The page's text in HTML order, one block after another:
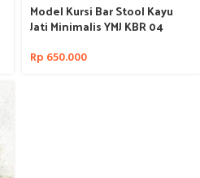
Model Kursi Bar Stool Kayu
Jati Minimalis YMJ KBR 04
Rp 650.000